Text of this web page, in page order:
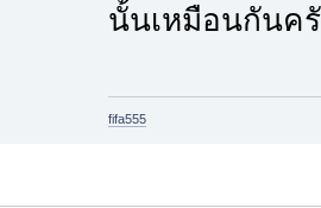
นั้นเหมือนกันค
fifa555